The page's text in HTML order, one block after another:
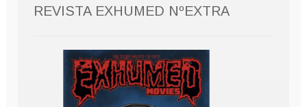
REVISTA EXHUMED NºEXTRA